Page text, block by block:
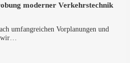
moder­ner Verkehrstechnik
umfang­rei­chen Vor­pla­nun­gen und
wir…